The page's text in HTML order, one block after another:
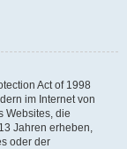
Act of 1998
im Internet von
Websites, die
Jahren erheben,
oder der